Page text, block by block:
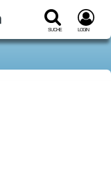
Suche Login